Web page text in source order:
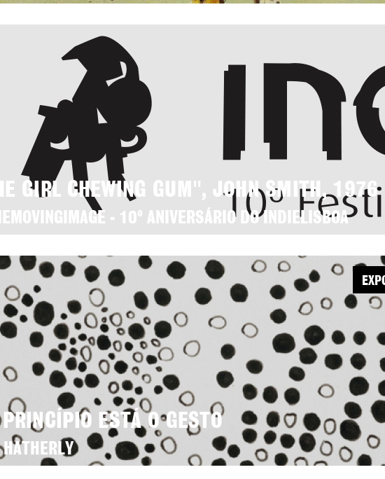
GIRL CHEWING GUM", JOHN SMITH, 1976
- 10º ANIVERSÁRIO DO INDIELISBOA
ESTÁ O GESTO
HATHERLY